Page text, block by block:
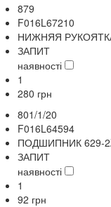
879
F016L67210
НИЖНЯЯ
ЗАПИТ
наявності
1
280 грн
801/1/20
F016L64594
ПОДШИПНИК 629-
ЗАПИТ
наявності
1
92 грн